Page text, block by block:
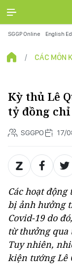
SGGP Online English
CÁC MÔN
Kỳ thủ Lê
tỷ đồng
SGGPO 17/
Các hoạt
bị ảnh hưởng
Covid-19 do
từ thưởng qua
Tuy nhiên,
kiện tướng Lê